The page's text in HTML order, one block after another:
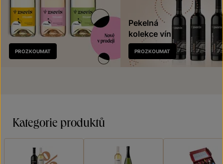
Nově
v prodeji
PROZKOUMAT
Pekelná
kolekce vín
PROZKOUMAT
Kategorie produktů